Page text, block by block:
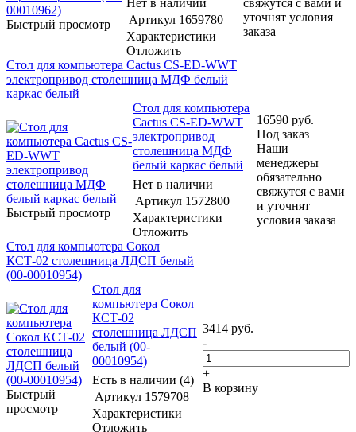
Быстрый просмотр
Артикул 1659780
Характеристики
Отложить
уточнят условия
заказа
Стол для компьютера Cactus CS-ED-WWT
электропривод столешница МДФ белый
каркас белый
Быстрый просмотр
Стол для компьютера
Cactus CS-ED-WWT
электропривод
столешница МДФ
белый каркас белый
Нет в наличии
Артикул 1572800
Характеристики
Отложить
16590 руб.
Под заказ
Наши
менеджеры
обязательно
свяжутся с вами
и уточнят
условия заказа
Стол для компьютера Сокол
КСТ-02 столешница ЛДСП белый
(00-00010954)
Быстрый
просмотр
Стол для
компьютера Сокол
КСТ-02
столешница ЛДСП
белый (00-
00010954)
Есть в наличии (4)
Артикул 1579708
Характеристики
Отложить
3414 руб.
-
+
В корзину